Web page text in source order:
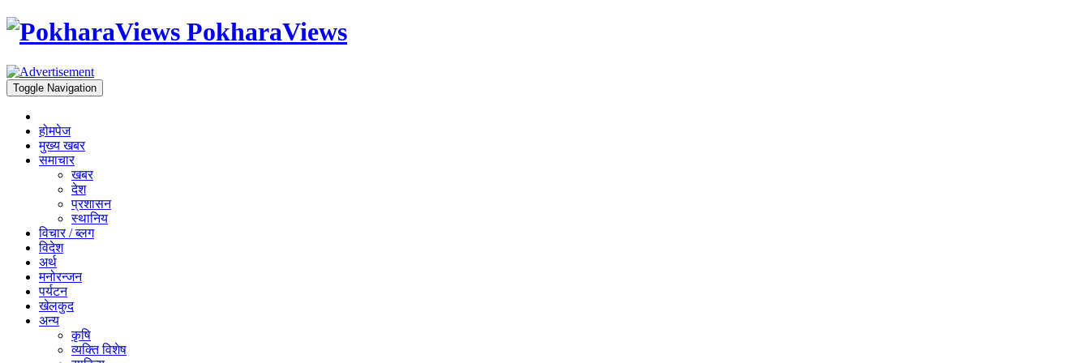
PokharaViews
Toggle Navigation
होमपेज
मुख्य खबर
समाचार
खबर
देश
प्रशासन
स्थानिय
विचार / ब्लग
विदेश
अर्थ
मनोरन्जन
पर्यटन
खेलकुद
अन्य
कृषि
व्यक्ति विशेष